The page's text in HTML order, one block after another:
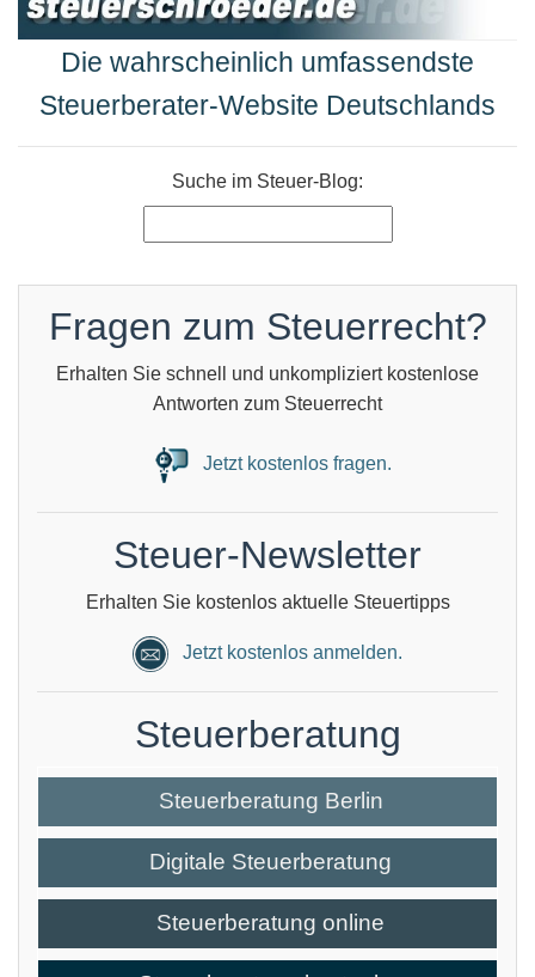
Die wahrscheinlich umfassendste
Steuerberater-Website Deutschlands
Suche im Steuer-Blog:
Fragen zum Steuerrecht?
Erhalten Sie schnell und unkompliziert kostenlose
Antworten zum Steuerrecht
Jetzt kostenlos fragen.
Steuer-Newsletter
Erhalten Sie kostenlos aktuelle Steuertipps
Jetzt kostenlos anmelden.
Steuerberatung
Steuerberatung Berlin
Digitale Steuerberatung
Steuerberatung online